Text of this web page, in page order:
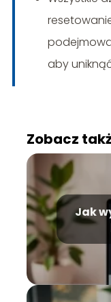
aby
Zobacz
Jak